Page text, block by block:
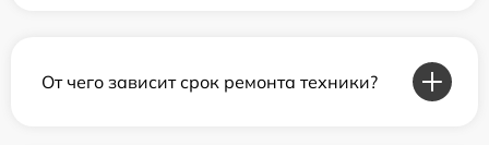
От чего зависит срок ремонта техники?